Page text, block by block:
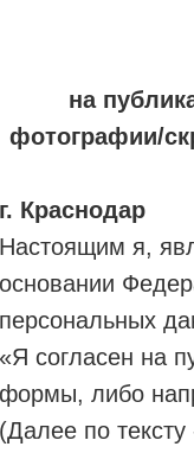
на
фотографии/
г. Краснодар
Настоящим я,
основании
персональных
«Я согласен на
формы, либо
(Далее по